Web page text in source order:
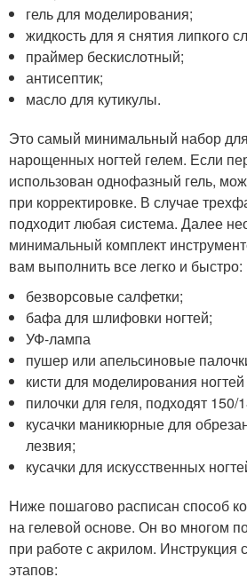
гель для моделирования;
жидкость для я снятия липкого
праймер бескислотный;
антисептик;
масло для кутикулы.
Это самый минимальный набор
нарощенных ногтей гелем. Если
использован однофазный гель,
при корректировке. В случае
подходит любая система. Далее
минимальный комплект
вам выполнить все легко и быстро:
безворсовые салфетки;
бафа для шлифовки ногтей;
УФ-лампа
пушер или апельсиновые
кисти для моделирования
пилочки для геля, подходят 150/
кусачки маникюрные для
лезвия;
кусачки для искусственных
Ниже пошагово расписан способ
на гелевой основе. Он во многом
при работе с акрилом. Инструкция
этапов: